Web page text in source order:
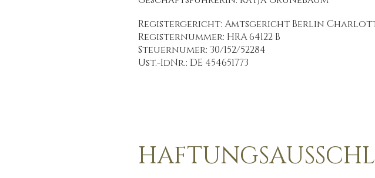
Registergericht: Amtsgericht Berlin
Registernummer: HRA 64122 B
Steuernumer: 30/152/52284
Ust.-IdNr.: DE 454651773